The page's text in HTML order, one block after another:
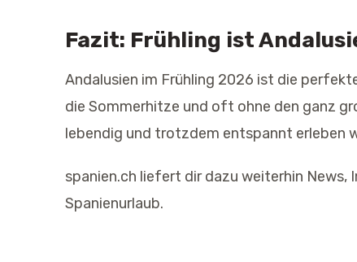
Fazit: Frühling ist
Andalusien im Frühling 2026 ist die
die Sommerhitze und oft ohne den ganz
lebendig und trotzdem entspannt erleben
spanien.ch liefert dir dazu weiterhin News,
Spanienurlaub.